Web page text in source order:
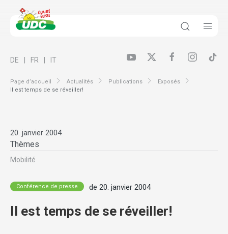
Page d’accueil Actualités Publications
Exposés
Il est temps de se réveiller!
DE FR IT
20. janvier 2004
Thèmes
Mobilité
Conférence de presse de 20. janvier 2004
Il est temps de se réveiller!